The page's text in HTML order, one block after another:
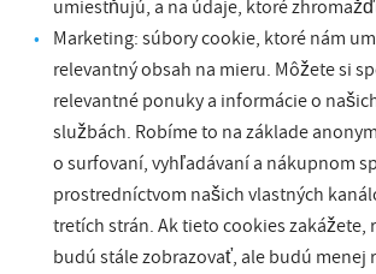
umiestňujú, a na údaje, ktoré
Marketing: súbory cookie, ktoré nám
relevantný obsah na mieru. Môžete si
relevantné ponuky a informácie o
službách. Robíme to na základe
o surfovaní, vyhľadávaní a nákupnom
prostredníctvom našich vlastných
tretích strán. Ak tieto cookies zakážete,
budú stále zobrazovať, ale budú menej